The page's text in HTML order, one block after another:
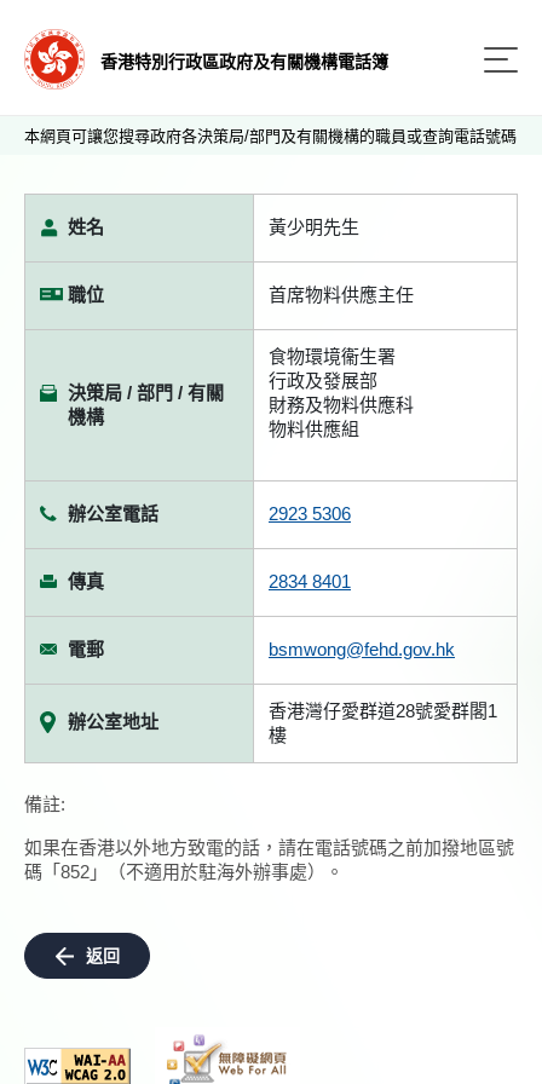
香港特別行政區政府及有關機構電話簿
本網頁可讓您搜尋政府各決策局/部門及有關機構的職員或查詢電話號碼
姓名 黃少明先生
職位 首席物料供應主任
決策局 / 部門 / 有關
機構
食物環境衞生署
行政及發展部
財務及物料供應科
物料供應組
辦公室電話 2923 5306
傳真 2834 8401
電郵 bsmwong@fehd.gov.hk
辦公室地址
香港灣仔愛群道28號愛群閣1
樓
備註:
如果在香港以外地方致電的話，請在電話號碼之前加撥地區號
碼「852」（不適用於駐海外辦事處）。
返回